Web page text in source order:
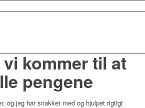
kommer til at
pengene
og jeg har snakket med og hjulpet rigtigt